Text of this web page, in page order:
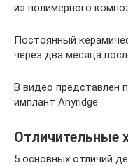
из полимерного
Постоянный
через два месяца
В видео представлен
имплант Anyridge.
Отличительные
5 основных отличий